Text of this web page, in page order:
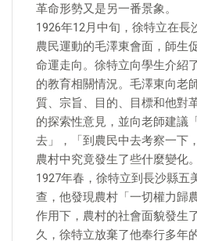
革命形勢又是另一番景象。
1926年12月中旬，徐特立在長
農民運動的毛澤東會面，師生
命運走向。徐特立向學生介紹
的教育相關情況。毛澤東向老
質、宗旨、目的、目標和他對
的探索性意見，並向老師建議
去」，「到農民中去考察一下
農村中究竟發生了些什麼變化。
1927年春，徐特立到長沙縣五
查，他發現農村「一切權力歸
作用下，農村的社會面貌發生
久，徐特立放棄了他奉行多年